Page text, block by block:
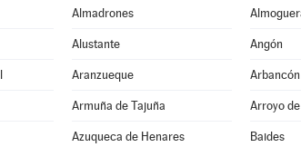
Almadrones
Alustante Angón
Aranzueque Arbancón
Armuña de Tajuña Arroyo
Azuqueca de Henares Baides